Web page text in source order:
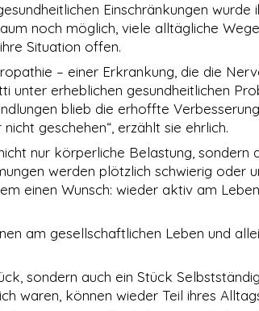
Einschränkungen wurde
noch möglich, viele alltägliche
Situation offen.
– einer Erkrankung, die die
unter erheblichen gesundheitlichen
blieb die erhoffte
geschehen“, erzählt sie ehrlich.
nur körperliche Belastung, sondern
werden plötzlich schwierig oder
einen Wunsch: wieder aktiv am
am gesellschaftlichen Leben und
sondern auch ein Stück
waren, können wieder Teil ihres